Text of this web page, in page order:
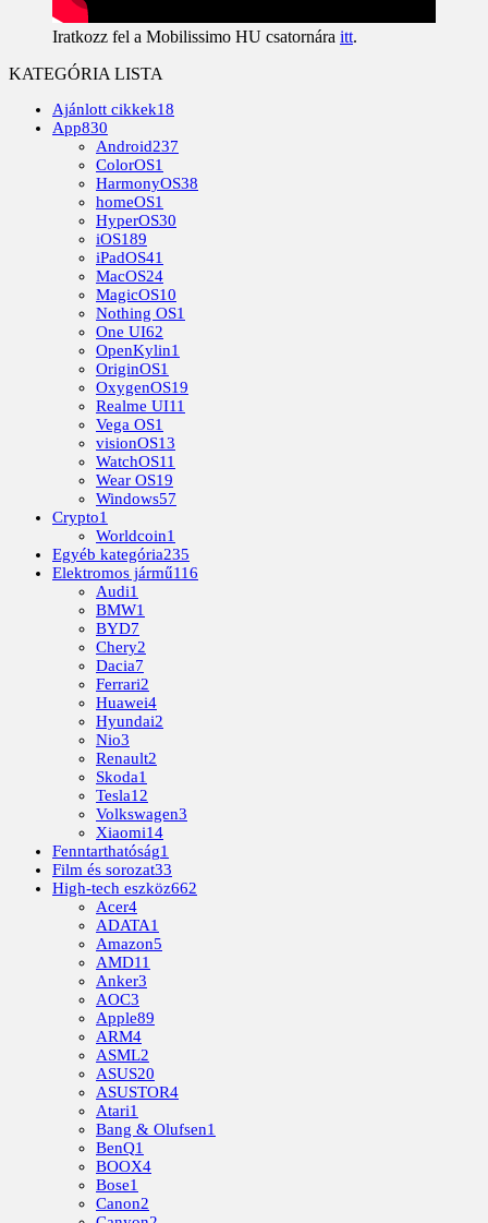
Iratkozz fel a Mobilissimo HU csatornára itt.
KATEGÓRIA LISTA
Ajánlott cikkek18
App830
Android237
ColorOS1
HarmonyOS38
homeOS1
HyperOS30
iOS189
iPadOS41
MacOS24
MagicOS10
Nothing OS1
One UI62
OpenKylin1
OriginOS1
OxygenOS19
Realme UI11
Vega OS1
visionOS13
WatchOS11
Wear OS19
Windows57
Crypto1
Worldcoin1
Egyéb kategória235
Elektromos jármű116
Audi1
BMW1
BYD7
Chery2
Dacia7
Ferrari2
Huawei4
Hyundai2
Nio3
Renault2
Skoda1
Tesla12
Volkswagen3
Xiaomi14
Fenntarthatóság1
Film és sorozat33
High-tech eszköz662
Acer4
ADATA1
Amazon5
AMD11
Anker3
AOC3
Apple89
ARM4
ASML2
ASUS20
ASUSTOR4
Atari1
Bang & Olufsen1
BenQ1
BOOX4
Bose1
Canon2